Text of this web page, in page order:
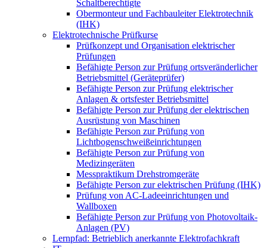
Schaltberechtigte
Obermonteur und Fachbauleiter Elektrotechnik
(IHK)
Elektrotechnische Prüfkurse
Prüfkonzept und Organisation elektrischer
Prüfungen
Befähigte Person zur Prüfung ortsveränderlicher
Betriebsmittel (Geräteprüfer)
Befähigte Person zur Prüfung elektrischer
Anlagen & ortsfester Betriebsmittel
Befähigte Person zur Prüfung der elektrischen
Ausrüstung von Maschinen
Befähigte Person zur Prüfung von
Lichtbogenschweißeinrichtungen
Befähigte Person zur Prüfung von
Medizingeräten
Messpraktikum Drehstromgeräte
Befähigte Person zur elektrischen Prüfung (IHK)
Prüfung von AC-Ladeeinrichtungen und
Wallboxen
Befähigte Person zur Prüfung von Photovoltaik-
Anlagen (PV)
Lernpfad: Betrieblich anerkannte Elektrofachkraft